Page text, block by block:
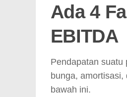
Ada 4
EBITDA
Pendapatan suatu
bunga,
bawah ini.